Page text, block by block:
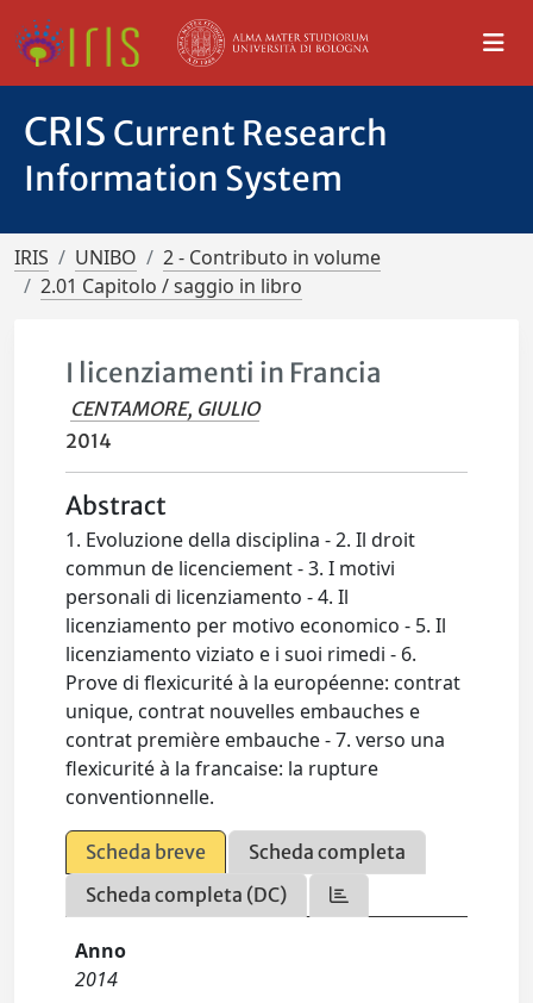
CRIS Current Research
Information System
IRIS UNIBO
2 - Contributo in volume
2.01 Capitolo / saggio in libro
I licenziamenti in Francia
CENTAMORE, GIULIO
2014
Abstract
1. Evoluzione della disciplina - 2. Il droit
commun de licenciement - 3. I motivi
personali di licenziamento - 4. Il
licenziamento per motivo economico - 5. Il
licenziamento viziato e i suoi rimedi - 6.
Prove di flexicurité à la européenne: contrat
unique, contrat nouvelles embauches e
contrat première embauche - 7. verso una
flexicurité à la francaise: la rupture
conventionnelle.
Scheda breve
Scheda completa
Scheda completa (DC)
Anno
2014